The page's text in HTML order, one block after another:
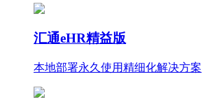
汇通eHR精益版
本地部署永久使用精细化解决方案